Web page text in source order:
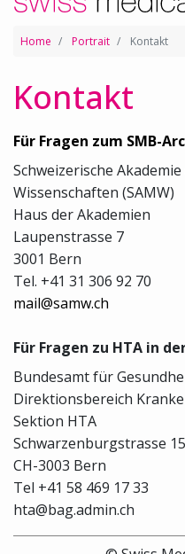
Home Portrait Kontakt
Kontakt
Für Fragen zum SMB-
Schweizerische
Wissenschaften (SAMW)
Haus der Akademien
Laupenstrasse 7
3001 Bern
Tel. +41 31 306 92 70
mail@samw.ch
Für Fragen zu HTA in
Bundesamt für
Direktionsbereich
Sektion HTA
Schwarzenburgstrasse
CH-3003 Bern
Tel +41 58 469 17 33
hta@bag.admin.ch